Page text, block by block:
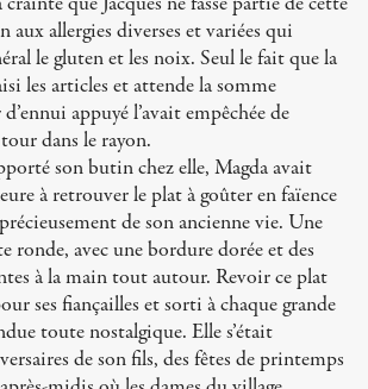
aux allergies diverses et variées qui
le gluten et les noix. Seul le fait que la
les articles et attende la somme
appuyé l’avait empêchée de
dans le rayon.
son butin chez elle, Magda avait
à retrouver le plat à goûter en faïence
de son ancienne vie. Une
ronde, avec une bordure dorée et des
à la main tout autour. Revoir ce plat
ses fiançailles et sorti à chaque grande
toute nostalgique. Elle s’était
de son fils, des fêtes de printemps